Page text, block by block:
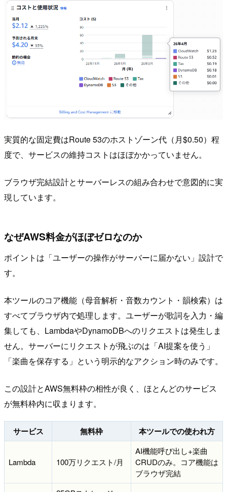
実質的な固定費はRoute 53のホストゾーン代（月$0.50）程
度で、サービスの維持コストはほぼかかっていません。
ブラウザ完結設計とサーバーレスの組み合わせで意図的に実
現しています。
なぜAWS料金がほぼゼロなのか
ポイントは「ユーザーの操作がサーバーに届かない」設計で
す。
本ツールのコア機能（母音解析・音数カウント・韻検索）は
すべてブラウザ内で処理します。ユーザーが歌詞を入力・編
集しても、LambdaやDynamoDBへのリクエストは発生しま
せん。サーバーにリクエストが飛ぶのは「AI提案を使う」
「楽曲を保存する」という明示的なアクション時のみです。
この設計とAWS無料枠の相性が良く、ほとんどのサービス
が無料枠内に収まります。
サービス 無料枠 本ツールでの使われ方
Lambda 100万リクエスト/月
AI機能呼び出し+楽曲
CRUDのみ。コア機能は
ブラウザ完結